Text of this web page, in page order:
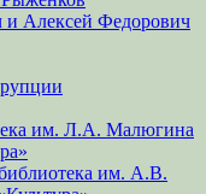
Алексей Федорович
им. Л.А. Малюгина
им. А.В.